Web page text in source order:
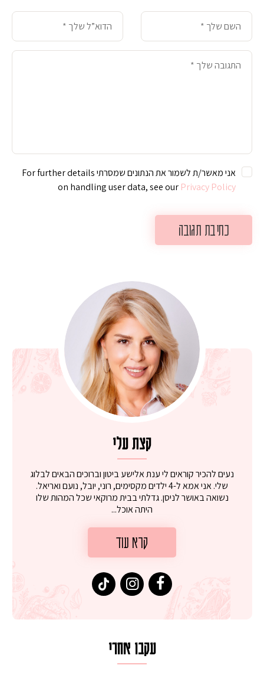
אני מאשר/ת לשמור את הנתונים שמסרתי For further details
on handling user data, see our Privacy Policy
קצת עלי
נעים להכיר קוראים לי ענת אלישע ביטון וברוכים הבאים לבלוג
שלי. אני אמא ל-4 ילדים מקסימים, רוני, יובל, נועם ואריאל.
נשואה באושר לניסן. גדלתי בבית מרוקאי שכל המהות שלו
היתה אוכל...
קרא עוד
עקבו אחרי